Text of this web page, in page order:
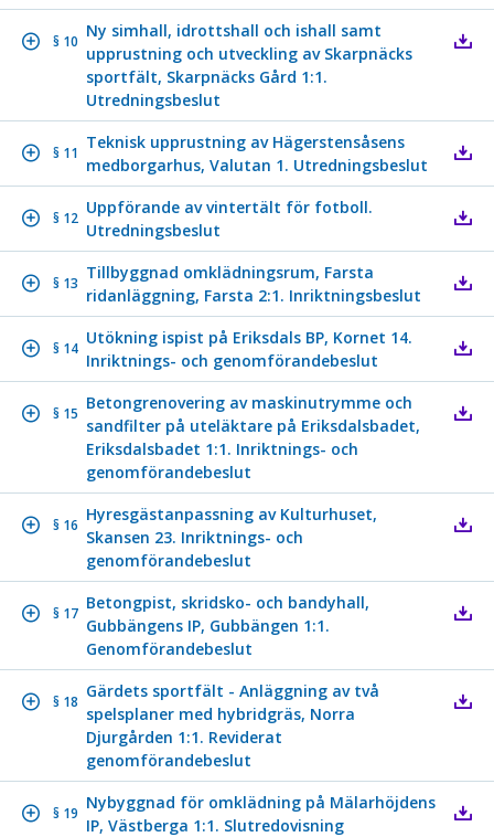
§ 10
Ny simhall, idrottshall och ishall samt
upprustning och utveckling av Skarpnäcks
sportfält, Skarpnäcks Gård 1:1.
Utredningsbeslut
§ 11
Teknisk upprustning av Hägerstensåsens
medborgarhus, Valutan 1. Utredningsbeslut
§ 12
Uppförande av vintertält för fotboll.
Utredningsbeslut
§ 13
Tillbyggnad omklädningsrum, Farsta
ridanläggning, Farsta 2:1. Inriktningsbeslut
§ 14
Utökning ispist på Eriksdals BP, Kornet 14.
Inriktnings- och genomförandebeslut
§ 15
Betongrenovering av maskinutrymme och
sandfilter på uteläktare på Eriksdalsbadet,
Eriksdalsbadet 1:1. Inriktnings- och
genomförandebeslut
§ 16
Hyresgästanpassning av Kulturhuset,
Skansen 23. Inriktnings- och
genomförandebeslut
§ 17
Betongpist, skridsko- och bandyhall,
Gubbängens IP, Gubbängen 1:1.
Genomförandebeslut
§ 18
Gärdets sportfält - Anläggning av två
spelsplaner med hybridgräs, Norra
Djurgården 1:1. Reviderat
genomförandebeslut
§ 19
Nybyggnad för omklädning på Mälarhöjdens
IP, Västberga 1:1. Slutredovisning